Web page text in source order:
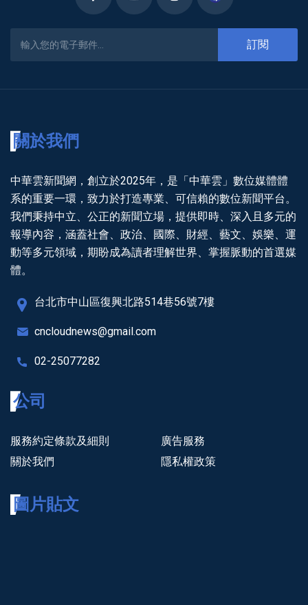
訂閱
關於我們
中華雲新聞網，創立於2025年，是「中華雲」數位媒體體
系的重要一環，致力於打造專業、可信賴的數位新聞平台。
我們秉持中立、公正的新聞立場，提供即時、深入且多元的
報導內容，涵蓋社會、政治、國際、財經、藝文、娛樂、運
動等多元領域，期盼成為讀者理解世界、掌握脈動的首選媒
體。
台北市中山區復興北路514巷56號7樓
cncloudnews@gmail.com
02-25077282
公司
服務約定條款及細則
廣告服務
關於我們
隱私權政策
圖片貼文